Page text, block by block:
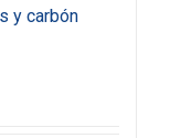
y carbón